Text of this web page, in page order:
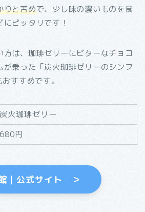
りと苦めで、少し味の濃いものを食
ピッタリです！
方は、珈琲ゼリーにビターなチョコ
が乗った「炭火珈琲ゼリーのシンフ
すすめです。
炭火珈琲ゼリー
680円
｜公式サイト ＞